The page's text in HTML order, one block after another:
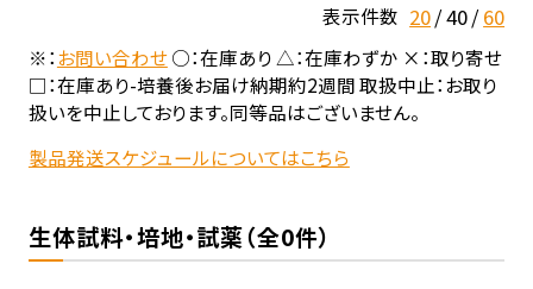
表示件数 20 40 60
※：お問い合わせ○：在庫あり △：在庫わずか ×：取り寄せ
□：在庫あり-培養後お届け納期約2週間 取扱中止：お取り
扱いを中止しております。同等品はございません。
製品発送スケジュールについてはこちら
生体試料・培地・試薬（全0件）